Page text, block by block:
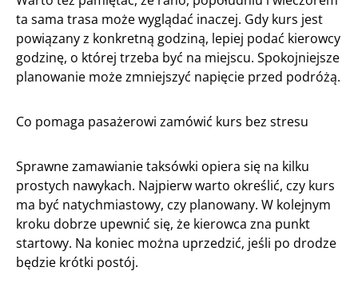
ta sama trasa może wyglądać inaczej. Gdy kurs jest
powiązany z konkretną godziną, lepiej podać kierowcy
godzinę, o której trzeba być na miejscu. Spokojniejsze
planowanie może zmniejszyć napięcie przed podróżą.
Co pomaga pasażerowi zamówić kurs bez stresu
Sprawne zamawianie taksówki opiera się na kilku
prostych nawykach. Najpierw warto określić, czy kurs
ma być natychmiastowy, czy planowany. W kolejnym
kroku dobrze upewnić się, że kierowca zna punkt
startowy. Na koniec można uprzedzić, jeśli po drodze
będzie krótki postój.